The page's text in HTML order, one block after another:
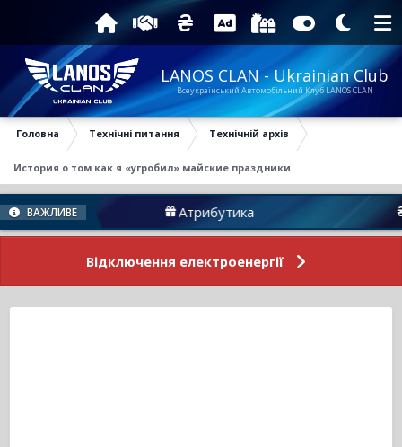
LANOS CLAN - Ukrainian Club
Всеукраїнський Автомобільний Клуб LANOS CLAN
Головна Технічні питання Технічній архів
История о том как я «угробил» майские праздники
ВАЖЛИВЕ Підтримати
Відключення електроенергії